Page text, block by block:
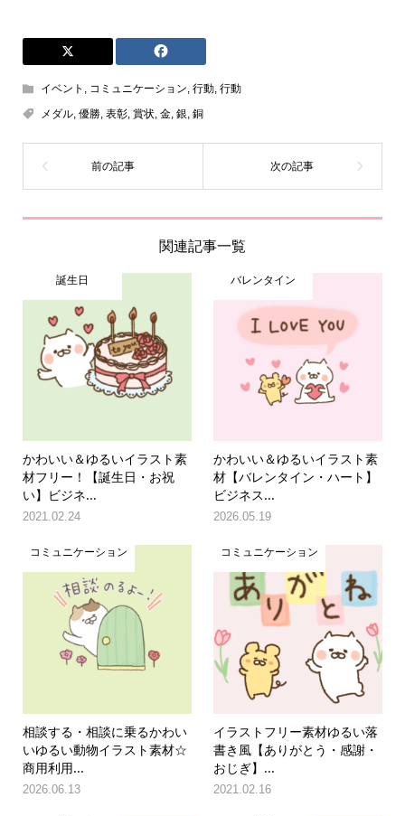
イベント コミュニケーション 行動, 行動
メダル, 優勝, 表彰, 賞状, 金, 銀 銅
関連記事一覧
誕生日
かわいい＆ゆるいイラスト素
材フリー！【誕生日・お祝
い】ビジネ...
2021.02.24
バレンタイン
かわいい＆ゆるいイラスト素
材【バレンタイン・ハート】
ビジネス...
2026.05.19
コミュニケーション
相談する・相談に乗るかわい
いゆるい動物イラスト素材☆
商用利用...
2026.06.13
コミュニケーション
イラストフリー素材ゆるい落
書き風【ありがとう・感謝・
おじぎ】...
2021.02.16